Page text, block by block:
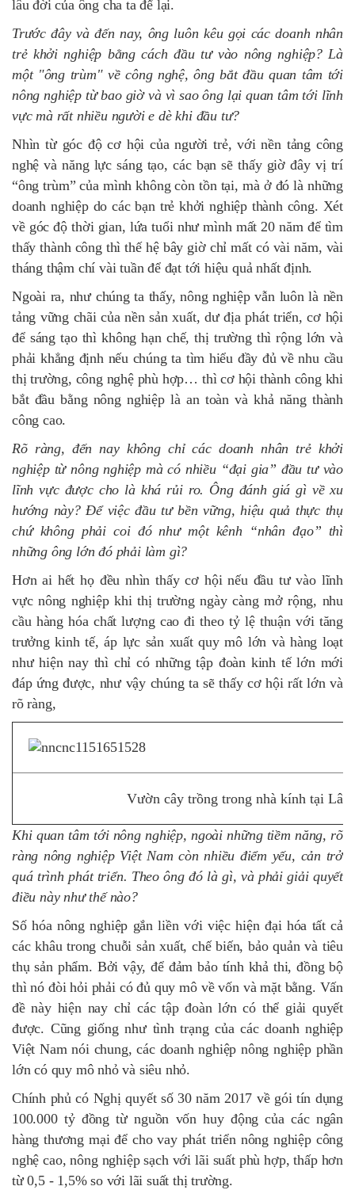
lâu đời của ông cha ta để lại.
Trước đây và đến nay, ông luôn kêu gọi các doanh nhân
trẻ khởi nghiệp bằng cách đầu tư vào nông nghiệp? Là
một "ông trùm" về công nghệ, ông bắt đầu quan tâm tới
nông nghiệp từ bao giờ và vì sao ông lại quan tâm tới lĩnh
vực mà rất nhiều người e dè khi đầu tư?
Nhìn từ góc độ cơ hội của người trẻ, với nền tảng công
nghệ và năng lực sáng tạo, các bạn sẽ thấy giờ đây vị trí
“ông trùm” của mình không còn tồn tại, mà ở đó là những
doanh nghiệp do các bạn trẻ khởi nghiệp thành công. Xét
về góc độ thời gian, lứa tuổi như mình mất 20 năm để tìm
thấy thành công thì thế hệ bây giờ chỉ mất có vài năm, vài
tháng thậm chí vài tuần để đạt tới hiệu quả nhất định.
Ngoài ra, như chúng ta thấy, nông nghiệp vẫn luôn là nền
tảng vững chãi của nền sản xuất, dư địa phát triển, cơ hội
để sáng tạo thì không hạn chế, thị trường thì rộng lớn và
phải khẳng định nếu chúng ta tìm hiểu đầy đủ về nhu cầu
thị trường, công nghệ phù hợp… thì cơ hội thành công khi
bắt đầu bằng nông nghiệp là an toàn và khả năng thành
công cao.
Rõ ràng, đến nay không chỉ các doanh nhân trẻ khởi
nghiệp từ nông nghiệp mà có nhiều “đại gia” đầu tư vào
lĩnh vực được cho là khá rủi ro. Ông đánh giá gì về xu
hướng này? Để việc đầu tư bền vững, hiệu quả thực thụ
chứ không phải coi đó như một kênh “nhân đạo” thì
những ông lớn đó phải làm gì?
Hơn ai hết họ đều nhìn thấy cơ hội nếu đầu tư vào lĩnh
vực nông nghiệp khi thị trường ngày càng mở rộng, nhu
cầu hàng hóa chất lượng cao đi theo tỷ lệ thuận với tăng
trưởng kinh tế, áp lực sản xuất quy mô lớn và hàng loạt
như hiện nay thì chỉ có những tập đoàn kinh tế lớn mới
đáp ứng được, như vậy chúng ta sẽ thấy cơ hội rất lớn và
rõ ràng,
Vườn cây trồng trong nhà kính tại
Khi quan tâm tới nông nghiệp, ngoài những tiềm năng, rõ
ràng nông nghiệp Việt Nam còn nhiều điểm yếu, cản trở
quá trình phát triển. Theo ông đó là gì, và phải giải quyết
điều này như thế nào?
Số hóa nông nghiệp gắn liền với việc hiện đại hóa tất cả
các khâu trong chuỗi sản xuất, chế biến, bảo quản và tiêu
thụ sản phẩm. Bởi vậy, để đảm bảo tính khả thi, đồng bộ
thì nó đòi hỏi phải có đủ quy mô về vốn và mặt bằng. Vấn
đề này hiện nay chỉ các tập đoàn lớn có thể giải quyết
được. Cũng giống như tình trạng của các doanh nghiệp
Việt Nam nói chung, các doanh nghiệp nông nghiệp phần
lớn có quy mô nhỏ và siêu nhỏ.
Chính phủ có Nghị quyết số 30 năm 2017 về gói tín dụng
100.000 tỷ đồng từ nguồn vốn huy động của các ngân
hàng thương mại để cho vay phát triển nông nghiệp công
nghệ cao, nông nghiệp sạch với lãi suất phù hợp, thấp hơn
từ 0,5 - 1,5% so với lãi suất thị trường.